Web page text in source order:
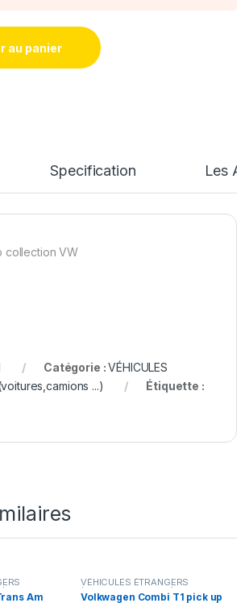
au panier
Specification Les
collection VW
Catégorie :VÉHICULES
...)
Étiquette :
Am
VÉHICULES ÉTRANGERS
(voitures,camions ...)
Volkwagen Combi T1 pick up